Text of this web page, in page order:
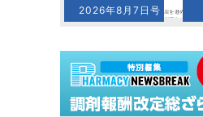
2026年8月7日号